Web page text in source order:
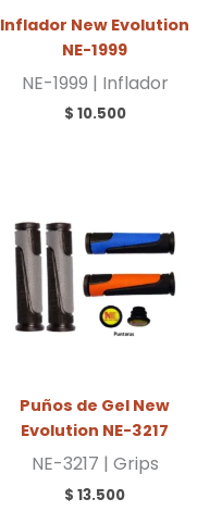
Inflador New Evolution
NE-1999
NE-1999 | Inflador
$ 10.500
Puños de Gel New
Evolution NE-3217
NE-3217 | Grips
$ 13.500